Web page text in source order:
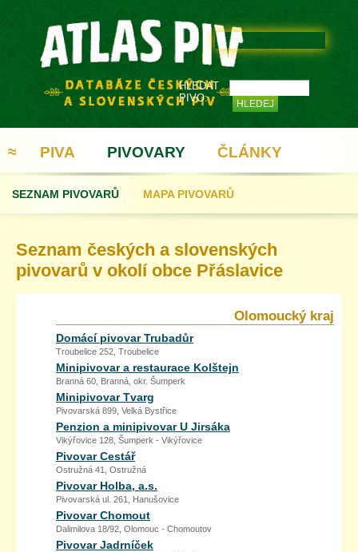
HLEDAT
PIVO:
≈ PIVA PIVOVARY
SEZNAM PIVOVARŮ MAPA PIVOVARŮ
ČLÁNKY
REGISTRACE
Seznam českých a slovenských
pivovarů v okolí obce Přáslavice
Olomoucký kraj
Domácí pivovar Trubadůr
Troubelice 252, Troubelice
Minipivovar a restaurace Kolštejn
Branná 60, Branná, okr. Šumperk
Minipivovar Tvarg
Pivovarská 899, Velká Bystřice
Penzion a minipivovar U Jirsáka
Vikýřovice 128, Šumperk - Vikýřovice
Pivovar Cestář
Ostružná 41, Ostružná
Pivovar Holba, a.s.
Pivovarská ul. 261, Hanušovice
Pivovar Chomout
Dalimilova 18/92, Olomouc - Chomoutov
Pivovar Jadrníček